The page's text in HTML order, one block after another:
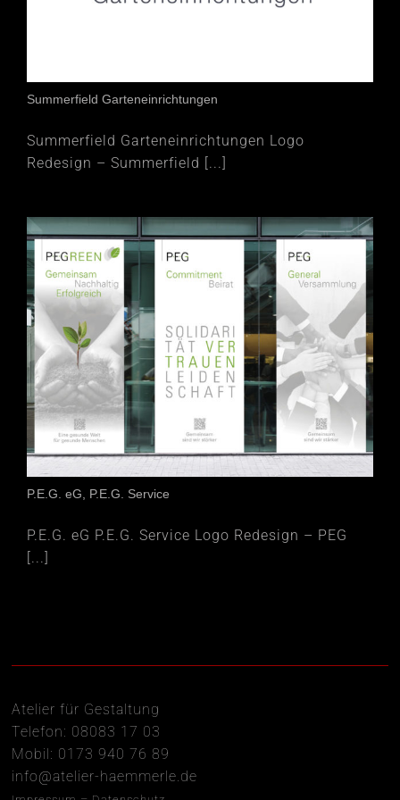
Summerfield Garteneinrichtungen
Summerfield Garteneinrichtungen Logo
Redesign – Summerfield [...]
P.E.G. eG, P.E.G. Service
P.E.G. eG P.E.G. Service Logo Redesign – PEG
[...]
Atelier für Gestaltung
Telefon: 08083 17 03
Mobil: 0173 940 76 89
info@atelier-haemmerle.de